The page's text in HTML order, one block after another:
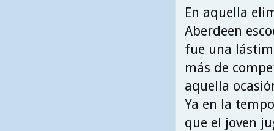
En aquella
Aberdeen
fue una
más de
aquella
Ya en la
que el joven